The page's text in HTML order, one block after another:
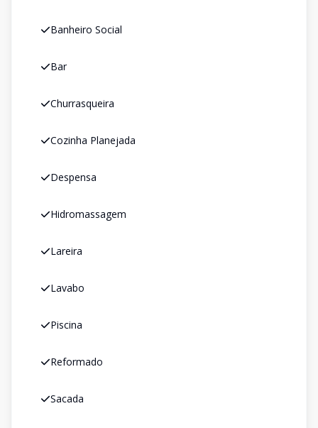
Banheiro Social
Bar
Churrasqueira
Cozinha Planejada
Despensa
Hidromassagem
Lareira
Lavabo
Piscina
Reformado
Sacada